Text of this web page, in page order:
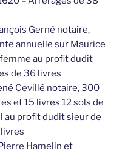
Gerné notaire,
annuelle sur Maurice
au profit dudit
de 36 livres
Cevillé notaire, 300
et 15 livres 12 sols de
au profit dudit sieur de
Hamelin et